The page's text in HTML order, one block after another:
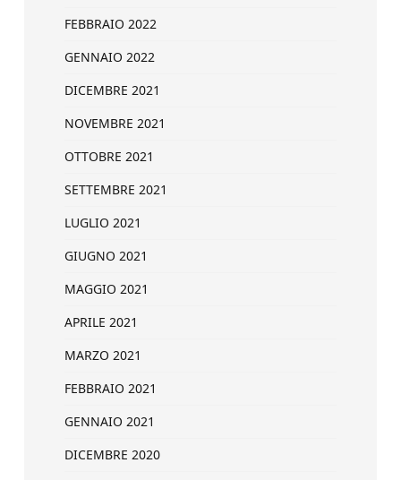
FEBBRAIO 2022
GENNAIO 2022
DICEMBRE 2021
NOVEMBRE 2021
OTTOBRE 2021
SETTEMBRE 2021
LUGLIO 2021
GIUGNO 2021
MAGGIO 2021
APRILE 2021
MARZO 2021
FEBBRAIO 2021
GENNAIO 2021
DICEMBRE 2020